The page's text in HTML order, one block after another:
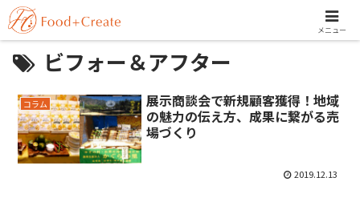
ビフォー＆アフター
コラム
展示商談会で新規顧客獲得！地域
の魅力の伝え方、成果に繋がる売
場づくり
2019.12.13
メニュー